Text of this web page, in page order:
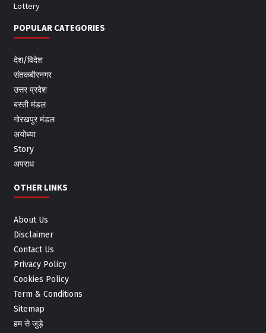
Lottery
POPULAR CATEGORIES
देश/विदेश
संतकबीरनगर
उत्तर प्रदेश
बस्ती मंडल
गोरखपुर मंडल
अयोध्या
Story
अपराध
OTHER LINKS
About Us
Disclaimer
Contact Us
Privacy Policy
Cookies Policy
Term & Conditions
Sitemap
हम से जुड़े